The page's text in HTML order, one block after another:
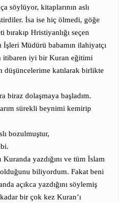
söylüyor, kitaplarının aslı
İsa ise hiç ölmedi, göğe
bırakıp Hristiyanlığı seçen
İşleri Müdürü babamın ilahiyatçı
itibaren iyi bir Kuran eğitimi
düşüncelerime katılarak birlikte
biraz dolaşmaya başladım.
sürekli beynimi kemirip
bozulmuştur,
yazdığını ve tüm İslam
biliyordum. Fakat beni
açıkca yazdığını söylemiş
bir çok kez Kuran’ı